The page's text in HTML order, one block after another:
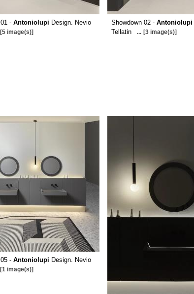
- Antoniolupi Design. Nevio
[5 image(s)]
Showdown 02 - Antoniolupi
Tellatin
... [3 image(s)]
- Antoniolupi Design. Nevio
[1 image(s)]